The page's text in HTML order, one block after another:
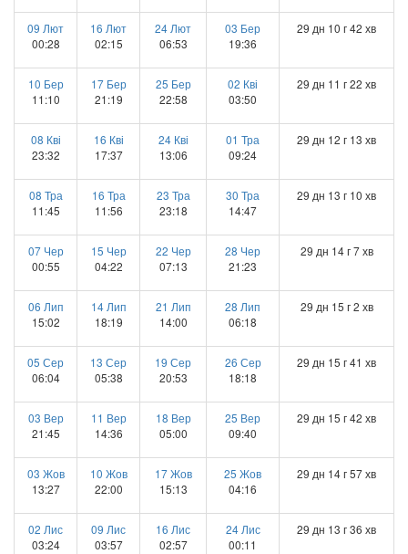
09 Лют
00:28
16 Лют
02:15
24 Лют
06:53
03 Бер
19:36
29 дн 10 г 42 хв
10 Бер
11:10
17 Бер
21:19
25 Бер
22:58
02 Кві
03:50
29 дн 11 г 22 хв
08 Кві
23:32
16 Кві
17:37
24 Кві
13:06
01 Тра
09:24
29 дн 12 г 13 хв
08 Тра
11:45
16 Тра
11:56
23 Тра
23:18
30 Тра
14:47
29 дн 13 г 10 хв
07 Чер
00:55
15 Чер
04:22
22 Чер
07:13
28 Чер
21:23
29 дн 14 г 7 хв
06 Лип
15:02
14 Лип
18:19
21 Лип
14:00
28 Лип
06:18
29 дн 15 г 2 хв
05 Сер
06:04
13 Сер
05:38
19 Сер
20:53
26 Сер
18:18
29 дн 15 г 41 хв
03 Вер
21:45
11 Вер
14:36
18 Вер
05:00
25 Вер
09:40
29 дн 15 г 42 хв
03 Жов
13:27
10 Жов
22:00
17 Жов
15:13
25 Жов
04:16
29 дн 14 г 57 хв
02 Лис
03:24
09 Лис
03:57
16 Лис
02:57
24 Лис
00:11
29 дн 13 г 36 хв